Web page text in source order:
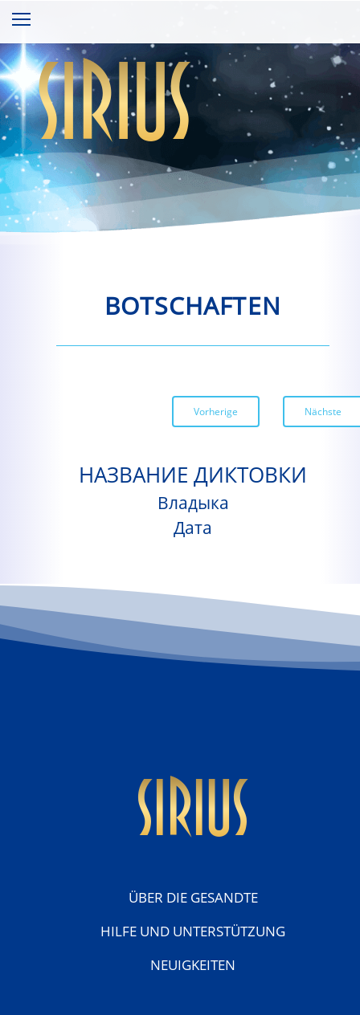
sirius
BOTSCHAFTEN
Vorherige Nächste
НАЗВАНИЕ ДИКТОВКИ
Владыка
Дата
sirius
ÜBER DIE GESANDTE
HILFE UND UNTERSTÜTZUNG
NEUIGKEITEN